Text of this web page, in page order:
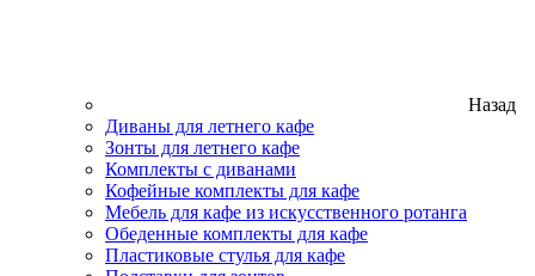
Назад
Диваны для летнего кафе
Зонты для летнего кафе
Комплекты с диванами
Кофейные комплекты для кафе
Мебель для кафе из искусственного ротанга
Обеденные комплекты для кафе
Пластиковые стулья для кафе